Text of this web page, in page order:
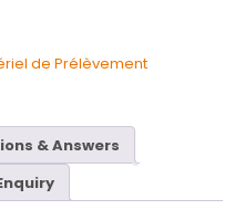
de Prélèvement
& Answers